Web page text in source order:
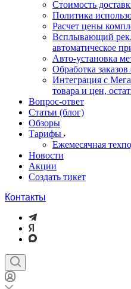
Стоимость
Политика
Расчет цены
Всплывающий
автоматическое
Авто-установка
Обработка
Интеграция с
товара и цен,
Вопрос-ответ
Статьи (блог)
Обзоры
Тарифы
Ежемесячная
Новости
Акции
Создать тикет
Контакты